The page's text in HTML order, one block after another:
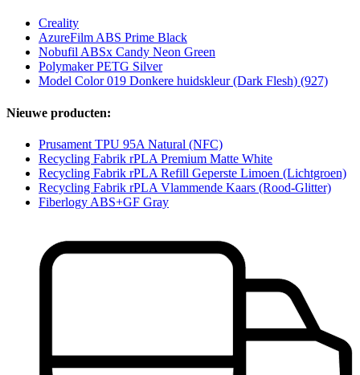
Creality
AzureFilm ABS Prime Black
Nobufil ABSx Candy Neon Green
Polymaker PETG Silver
Model Color 019 Donkere huidskleur (Dark Flesh) (927)
Nieuwe producten:
Prusament TPU 95A Natural (NFC)
Recycling Fabrik rPLA Premium Matte White
Recycling Fabrik rPLA Refill Geperste Limoen (Lichtgroen)
Recycling Fabrik rPLA Vlammende Kaars (Rood-Glitter)
Fiberlogy ABS+GF Gray